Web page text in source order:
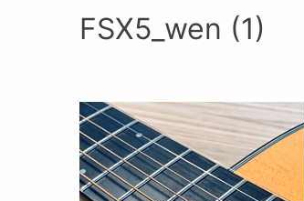
FSX5_wen (1)